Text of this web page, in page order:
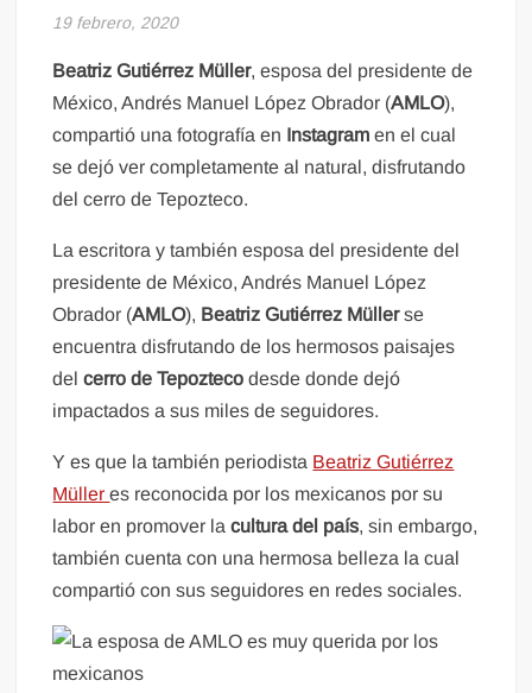
19 febrero, 2020
Beatriz Gutiérrez Müller, esposa del presidente de
México, Andrés Manuel López Obrador (AMLO),
compartió una fotografía en Instagram en el cual
se dejó ver completamente al natural, disfrutando
del cerro de Tepozteco.
La escritora y también esposa del presidente del
presidente de México, Andrés Manuel López
Obrador (AMLO), Beatriz Gutiérrez Müllerse
encuentra disfrutando de los hermosos paisajes
delcerro de Tepozteco desde donde dejó
impactados a sus miles de seguidores.
Y es que la también periodista Beatriz Gutiérrez
Mülleres reconocida por los mexicanos por su
labor en promover la cultura del país, sin embargo,
también cuenta con una hermosa belleza la cual
compartió con sus seguidores en redes sociales.